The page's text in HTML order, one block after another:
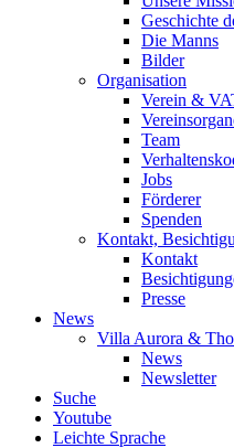
Geschichte
Die Manns
Bilder
Organisation
Verein &
Team
Jobs
Förderer
Spenden
Kontakt,
Kontakt
Presse
News
Villa Aurora &
News
Newsletter
Suche
Youtube
Leichte Sprache